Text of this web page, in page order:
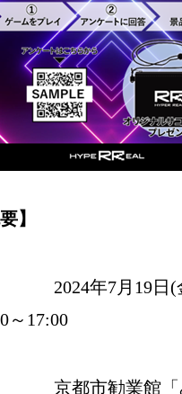
】
年7月19日(金
17:00
都市勧業館「